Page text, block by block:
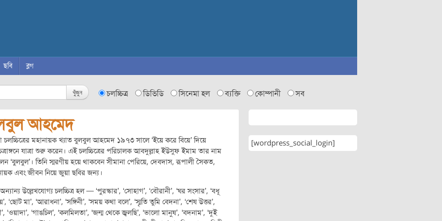
ছবি ব্লগ
খুঁজুন চলচ্চিত্র ডিভিডি সিনেমা হল ব্যক্তি কোম্পানী সব
আহমেদ
চলচ্চিত্রের মহানায়ক খ্যাত বুলবুল আহমেদ ১৯৭৩ সালে ‘ইয়ে করে বিয়ে’ দিয়ে
যাত্রা শুরু করেন। এই চলচ্চিত্রের পরিচালক আবদুল্লাহ ইউসুফ ইমাম তার নাম
‘বুলবুল’। তিনি স্মরণীয় হয়ে থাকবেন সীমানা পেরিয়ে, দেবদাস, রূপালী সৈকত,
এবং জীবন নিয়ে জুয়া ছবির জন্য।
উল্লেখযোগ্য চলচ্চিত্র হল — ‘পুরস্কার’, ‘সোহাগ’, ‘বৌরানী’, ‘ঘর সংসার’, ‘বধূ
‘ছোট মা’, ‘আরাধনা’, ‘সঙ্গিনী’, ‘সময় কথা বলে’, ‘স্মৃতি তুমি বেদনা’, ‘শেষ উত্তর’,
‘ওয়াদা’, ‘গাঙচিল’, ‘কলমিলতা’, ‘জন্ম থেকে জ্বলছি’, ‘ভালো মানুষ’, ‘বদনাম’, ‘দুই
[wordpress_social_login]